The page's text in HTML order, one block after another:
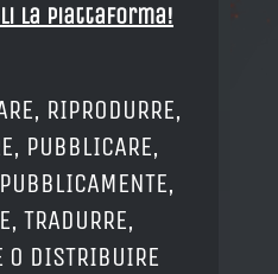
la piattaforma!
RIPRODURRE,
PUBBLICARE,
TRADURRE,
O DISTRIBUIRE